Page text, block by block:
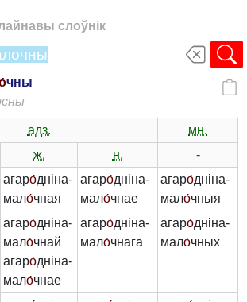
слоўнік
чны
адз.
мн.
ж. н.
-
агаро́дніна-
мало́чная
агаро́дніна-
мало́чнае
агаро́дніна-
мало́чныя
агаро́дніна-
мало́чнай
агаро́дніна-
мало́чнае
агаро́дніна-
мало́чнага
агаро́дніна-
мало́чных